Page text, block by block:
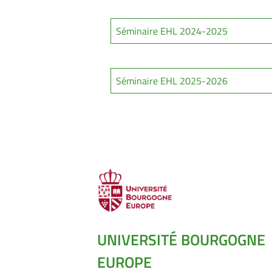
Séminaire EHL 2024-2025
Séminaire EHL 2025-2026
UNIVERSITÉ BOURGOGNE
EUROPE